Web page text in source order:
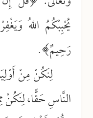
يُحْبِبْكُمُ اللهُ
رَحِيمٌ﴾.
لِنَكُنْ مِنْ
النَّاسِ حَقًّا، لِنَكُنْ